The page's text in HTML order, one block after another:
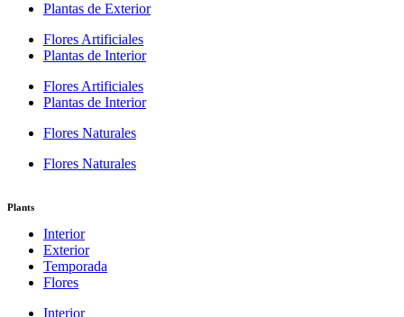
Plantas de Exterior
Flores Artificiales
Plantas de Interior
Flores Artificiales
Plantas de Interior
Flores Naturales
Flores Naturales
Plants
Interior
Exterior
Temporada
Flores
Interior